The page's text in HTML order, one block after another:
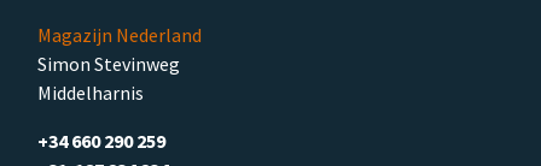
Magazijn Nederland
Simon Stevinweg
Middelharnis
+34 660 290 259